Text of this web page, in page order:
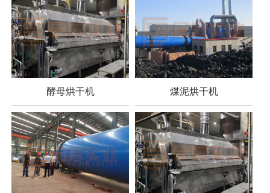
酵母烘干机 煤泥烘干机